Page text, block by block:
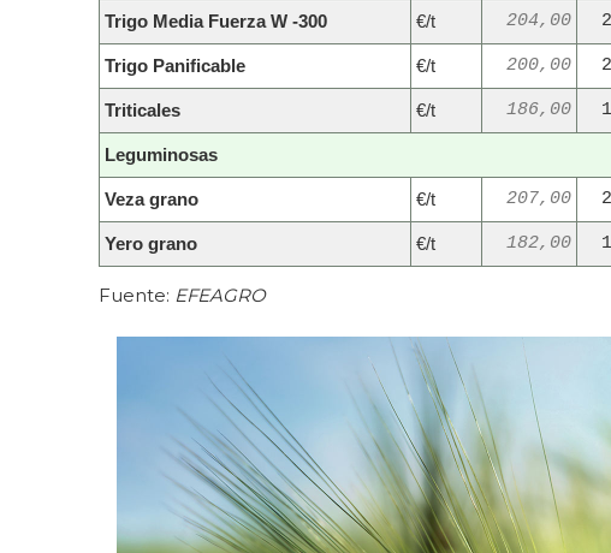
Trigo Media Fuerza W -300 €/t 204,00
Trigo Panificable €/t 200,00
Triticales €/t 186,00
Leguminosas
Veza grano €/t 207,00
Yero grano €/t 182,00
Fuente: EFEAGRO